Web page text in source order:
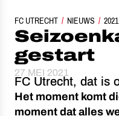
FC UTRECHT NIEUWS 2021
gestart
27 MEI 2021
FC Utrecht, dat is
Het moment komt
moment dat alles